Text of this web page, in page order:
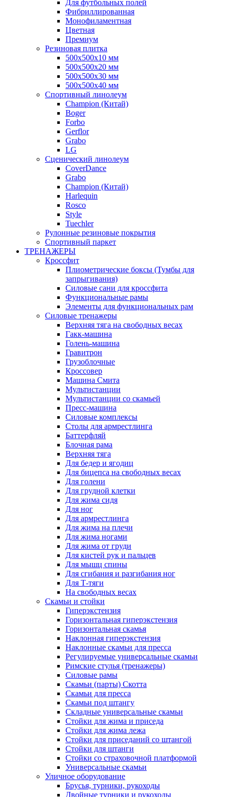
Для футбольных полей
Фибриллированная
Монофиламентная
Цветная
Премиум
Резиновая плитка
500х500х10 мм
500х500х20 мм
500х500х30 мм
500х500х40 мм
Спортивный линолеум
Champion (Китай)
Boger
Forbo
Gerflor
Grabo
LG
Сценический линолеум
CoverDance
Grabo
Champion (Китай)
Harlequin
Rosco
Style
Tuechler
Рулонные резиновые покрытия
Спортивный паркет
ТРЕНАЖЕРЫ
Кроссфит
Плиометрические боксы (Тумбы для
запрыгивания)
Силовые сани для кроссфита
Функциональные рамы
Элементы для функциональных рам
Силовые тренажеры
Верхняя тяга на свободных весах
Гакк-машина
Голень-машина
Гравитрон
Грузоблочные
Кроссовер
Машина Смита
Мультистанции
Мультистанции со скамьей
Пресс-машина
Силовые комплексы
Столы для армрестлинга
Баттерфляй
Блочная рама
Верхняя тяга
Для бедер и ягодиц
Для бицепса на свободных весах
Для голени
Для грудной клетки
Для жима сидя
Для ног
Для армрестлинга
Для жима на плечи
Для жима ногами
Для жима от груди
Для кистей рук и пальцев
Для мышц спины
Для сгибания и разгибания ног
Для Т-тяги
На свободных весах
Скамьи и стойки
Гиперэкстензия
Горизонтальная гиперэкстензия
Горизонтальная скамья
Наклонная гиперэкстензия
Наклонные скамьи для пресса
Регулируемые универсальные скамьи
Римские стулья (тренажеры)
Силовые рамы
Скамьи (парты) Скотта
Скамьи для пресса
Скамьи под штангу
Складные универсальные скамьи
Стойки для жима и приседа
Стойки для жима лежа
Стойки для приседаний со штангой
Стойки для штанги
Стойки со страховочной платформой
Универсальные скамьи
Уличное оборудование
Брусья, турники, рукоходы
Двойные турники и рукоходы